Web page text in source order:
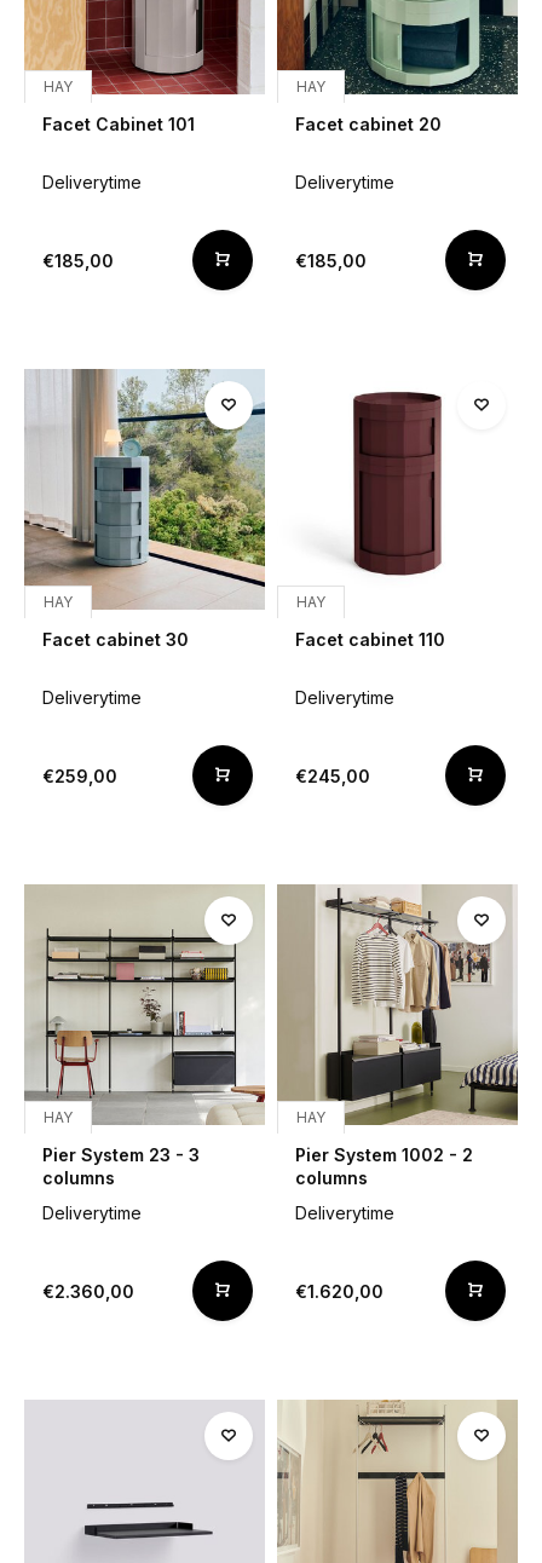
HAY
Facet Cabinet 101
Deliverytime
€185,00
HAY
Facet cabinet 20
Deliverytime
€185,00
HAY
Facet cabinet 30
Deliverytime
€259,00
HAY
Facet cabinet 110
Deliverytime
€245,00
HAY
Pier System 23 - 3
columns
Deliverytime
€2.360,00
HAY
Pier System 1002 - 2
columns
Deliverytime
€1.620,00